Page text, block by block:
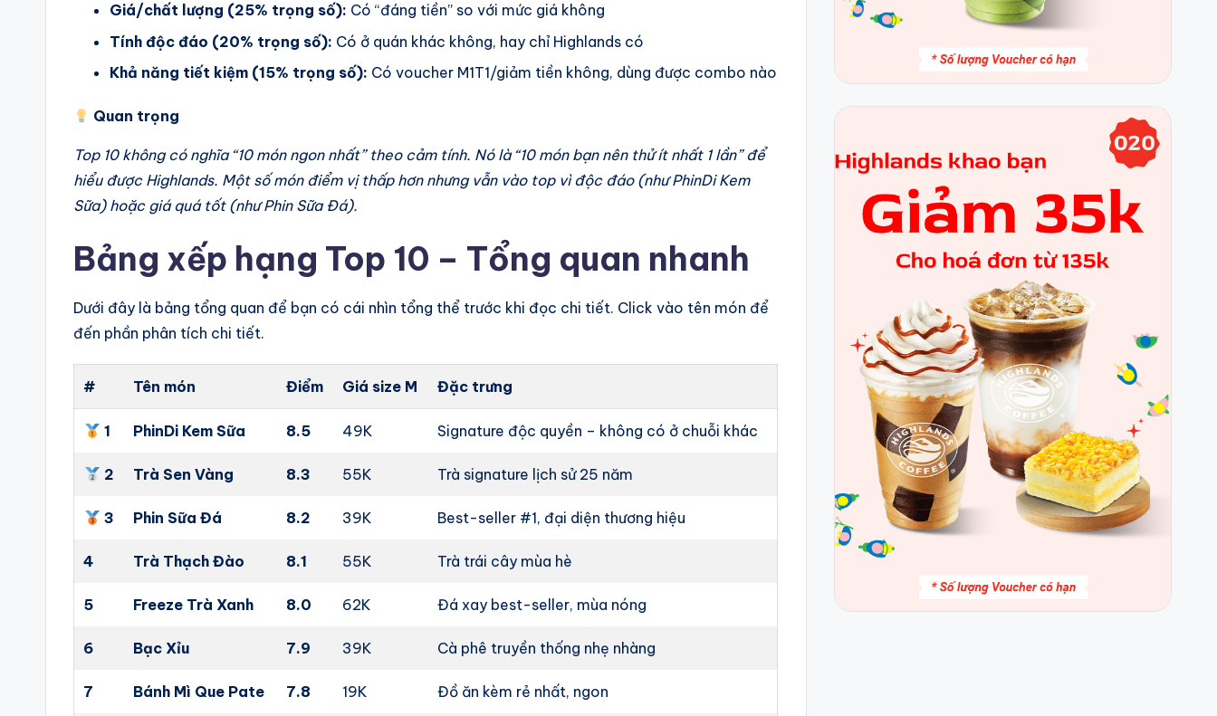
Giá/chất lượng (25% trọng số): Có “đáng tiền” so với mức giá không
Tính độc đáo (20% trọng số): Có ở quán khác không, hay chỉ Highlands có
Khả năng tiết kiệm (15% trọng số): Có voucher M1T1/giảm tiền không, dùng được combo nào
Quan trọng
Top 10 không có nghĩa “10 món ngon nhất” theo cảm tính. Nó là “10 món bạn nên thử ít nhất 1 lần” để
hiểu được Highlands. Một số món điểm vị thấp hơn nhưng vẫn vào top vì độc đáo (như PhinDi Kem
Sữa) hoặc giá quá tốt (như Phin Sữa Đá).
Bảng xếp hạng Top 10 – Tổng quan nhanh
Dưới đây là bảng tổng quan để bạn có cái nhìn tổng thể trước khi đọc chi tiết. Click vào tên món để
đến phần phân tích chi tiết.
# Tên món Điểm Giá size M Đặc trưng
1 PhinDi Kem Sữa 8.5 49K Signature độc quyền – không có ở chuỗi khác
2 Trà Sen Vàng 8.3 55K Trà signature lịch sử 25 năm
3 Phin Sữa Đá 8.2 39K Best-seller #1, đại diện thương hiệu
4 Trà Thạch Đào 8.1 55K Trà trái cây mùa hè
5 Freeze Trà Xanh 8.0 62K Đá xay best-seller, mùa nóng
6 Bạc Xỉu 7.9 39K Cà phê truyền thống nhẹ nhàng
7 Bánh Mì Que Pate 7.8 19K Đồ ăn kèm rẻ nhất, ngon